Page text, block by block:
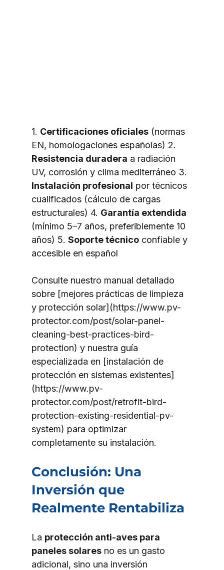
1. Certificaciones oficiales (normas
EN, homologaciones españolas) 2.
Resistencia duradera a radiación
UV, corrosión y clima mediterráneo 3.
Instalación profesional por técnicos
cualificados (cálculo de cargas
estructurales) 4. Garantía extendida
(mínimo 5–7 años, preferiblemente 10
años) 5. Soporte técnico confiable y
accesible en español
Consulte nuestro manual detallado
sobre [mejores prácticas de limpieza
y protección solar](https://www.pv-
protector.com/post/solar-panel-
cleaning-best-practices-bird-
protection) y nuestra guía
especializada en [instalación de
protección en sistemas existentes]
(https://www.pv-
protector.com/post/retrofit-bird-
protection-existing-residential-pv-
system) para optimizar
completamente su instalación.
Conclusión: Una
Inversión que
Realmente Rentabiliza
La protección anti-aves para
paneles solares no es un gasto
adicional, sino una inversión